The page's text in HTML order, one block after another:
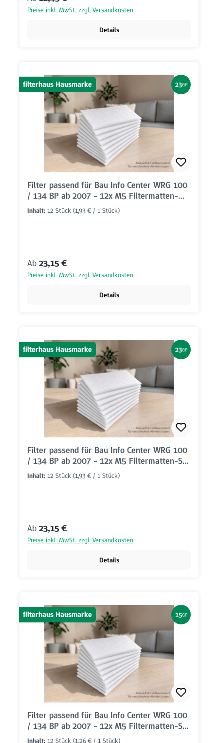
Preise inkl. MwSt. zzgl. Versandkosten
Details
filterhaus Hausmarke 23GP
Filter passend für Bau Info Center WRG 100
/ 134 BP ab 2007 - 12x M5 Filtermatten-
Set (340x285mm)
Inhalt: 12 Stück (1,93 € / 1 Stück)
Regulärer Preis:
Ab 23,15 €
Preise inkl. MwSt. zzgl. Versandkosten
Details
filterhaus Hausmarke 23GP
Filter passend für Bau Info Center WRG 100
/ 134 BP ab 2007 - 12x M5 Filtermatten-Set
(405x250mm)
Inhalt: 12 Stück (1,93 € / 1 Stück)
Regulärer Preis:
Ab 23,15 €
Preise inkl. MwSt. zzgl. Versandkosten
Details
filterhaus Hausmarke 15GP
Filter passend für Bau Info Center WRG 100
/ 134 BP ab 2007 - 12x M5 Filtermatten-Set
(455x75mm)
Inhalt: 12 Stück (1,26 € / 1 Stück)